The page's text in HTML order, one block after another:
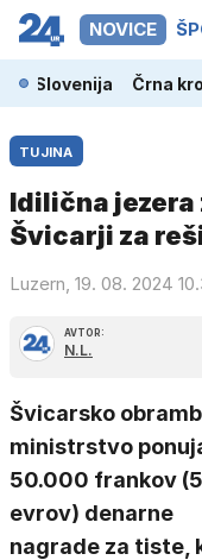
NOVICE
Slovenija Črna
TUJINA
Idilična jezera
Švicarji za
Luzern, 19. 08. 2024
AVTOR:
N.L.
Švicarsko
ministrstvo
50.000 frankov
evrov) denarne
nagrade za tiste,